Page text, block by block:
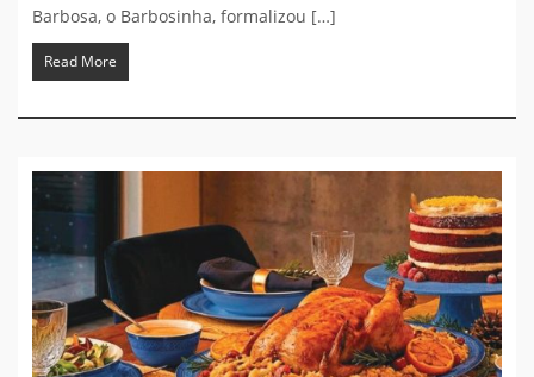
Barbosa, o Barbosinha, formalizou […]
Read More